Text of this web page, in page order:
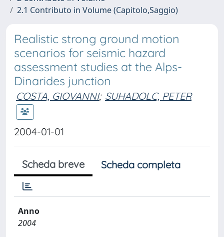
2.1 Contributo in Volume (Capitolo,Saggio)
Realistic strong ground motion
scenarios for seismic hazard
assessment studies at the Alps-
Dinarides junction
COSTA, GIOVANNI; SUHADOLC, PETER
2004-01-01
Scheda breve Scheda completa
Anno
2004